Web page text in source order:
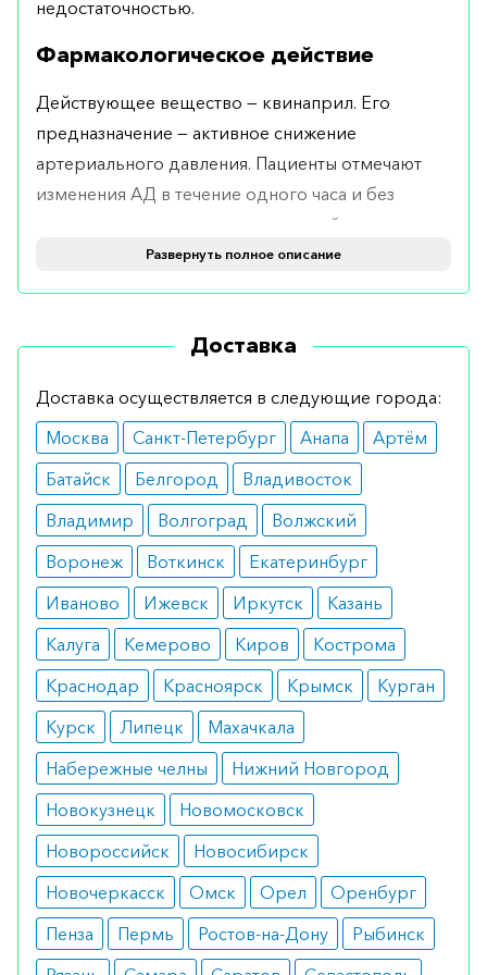
недостаточностью.
Фармакологическое действие
Действующее вещество — квинаприл. Его
предназначение — активное снижение
артериального давления. Пациенты отмечают
изменения АД в течение одного часа и без
повышения сердечных сокращений,
эффективность после применения средства — 2-4
предопределяется наличием у людей
эссенциальной гипертензии. Назначение
средства осуществляется врачами для людей с
разными видами нарушений функционала
сердечно-сосудистой системы. При сердечной
недостаточности его комбинируют с
медикаментами наперстянки, диуретиками.
Противопоказания
Фармакологический препарат не должен
использоваться людьми с ангионевротическими
отеками. Прием также запрещен пациентам со
стенозом клапана (митрального, аортального),
почечных артерий. Еще одно из
противопоказаний — повышенная аллергическая
реакция на компоненты лекарственного
средства.
Побочные эффекты
Развернуть полное описание
Доставка
Доставка осуществляется в следующие города:
Москва
Санкт-Петербург Анапа
Артём
Батайск
Белгород
Владивосток
Владимир
Волгоград
Волжский
Воронеж
Воткинск
Екатеринбург
Иваново
Ижевск Иркутск
Казань
Калуга
Кемерово Киров
Кострома
Краснодар
Красноярск Крымск
Курган
Курск
Липецк
Махачкала
Набережные челны
Нижний Новгород
Новокузнецк
Новомосковск
Новороссийск
Новосибирск
Новочеркасск
Омск Орел
Оренбург
Пенза
Пермь Ростов-на-Дону
Рыбинск